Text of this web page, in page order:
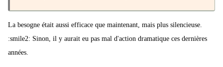
La besogne était aussi efficace que maintenant, mais plus silencieuse.
:smile2: Sinon, il y aurait eu pas mal d'action dramatique ces dernières
années.